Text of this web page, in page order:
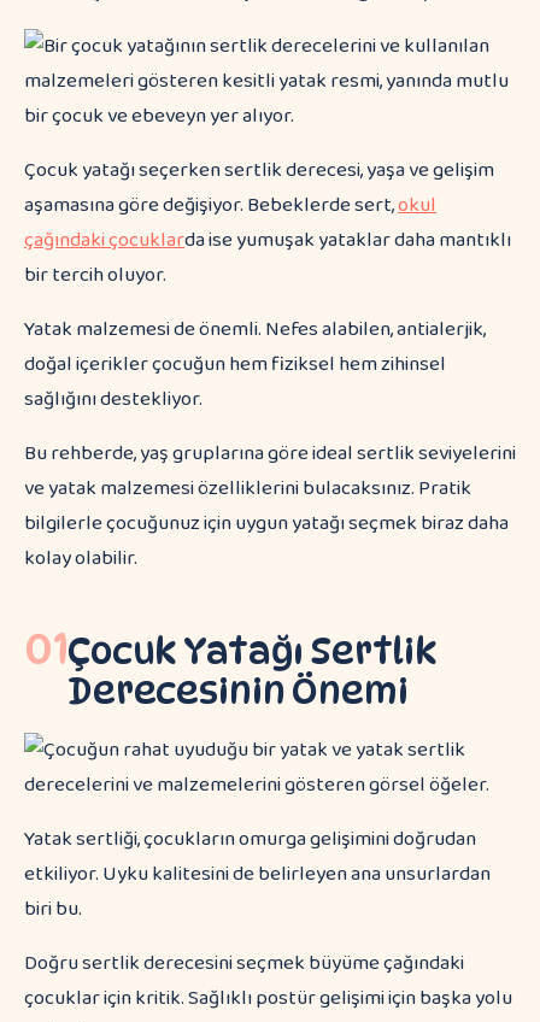
Çocuk yatağı seçerken sertlik derecesi, yaşa ve gelişim
aşamasına göre değişiyor. Bebeklerde sert,okul
çağındaki çocuklarda ise yumuşak yataklar daha mantıklı
bir tercih oluyor.
Yatak malzemesi de önemli. Nefes alabilen, antialerjik,
doğal içerikler çocuğun hem fiziksel hem zihinsel
sağlığını destekliyor.
Bu rehberde, yaş gruplarına göre ideal sertlik seviyelerini
ve yatak malzemesi özelliklerini bulacaksınız. Pratik
bilgilerle çocuğunuz için uygun yatağı seçmek biraz daha
kolay olabilir.
01Çocuk Yatağı Sertlik
Derecesinin Önemi
Yatak sertliği, çocukların omurga gelişimini doğrudan
etkiliyor. Uyku kalitesini de belirleyen ana unsurlardan
biri bu.
Doğru sertlik derecesini seçmek büyüme çağındaki
çocuklar için kritik. Sağlıklı postür gelişimi için başka yolu